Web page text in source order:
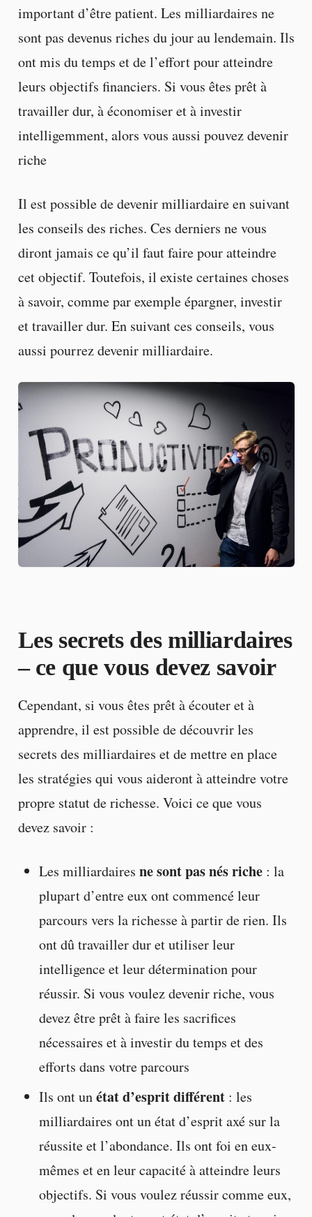
important d’être patient. Les milliardaires ne
sont pas devenus riches du jour au lendemain. Ils
ont mis du temps et de l’effort pour atteindre
leurs objectifs financiers. Si vous êtes prêt à
travailler dur, à économiser et à investir
intelligemment, alors vous aussi pouvez devenir
riche
Il est possible de devenir milliardaire en suivant
les conseils des riches. Ces derniers ne vous
diront jamais ce qu’il faut faire pour atteindre
cet objectif. Toutefois, il existe certaines choses
à savoir, comme par exemple épargner, investir
et travailler dur. En suivant ces conseils, vous
aussi pourrez devenir milliardaire.
Les secrets des milliardaires
– ce que vous devez savoir
Cependant, si vous êtes prêt à écouter et à
apprendre, il est possible de découvrir les
secrets des milliardaires et de mettre en place
les stratégies qui vous aideront à atteindre votre
propre statut de richesse. Voici ce que vous
devez savoir :
Les milliardaires ne sont pas nés riche: la
plupart d’entre eux ont commencé leur
parcours vers la richesse à partir de rien. Ils
ont dû travailler dur et utiliser leur
intelligence et leur détermination pour
réussir. Si vous voulez devenir riche, vous
devez être prêt à faire les sacrifices
nécessaires et à investir du temps et des
efforts dans votre parcours
Ils ont unétat d’esprit différent: les
milliardaires ont un état d’esprit axé sur la
réussite et l’abondance. Ils ont foi en eux-
mêmes et en leur capacité à atteindre leurs
objectifs. Si vous voulez réussir comme eux,